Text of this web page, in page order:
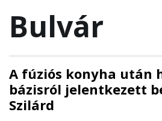
Bulvár
A fúziós konyha után
bázisról jelentkezett
Szilárd